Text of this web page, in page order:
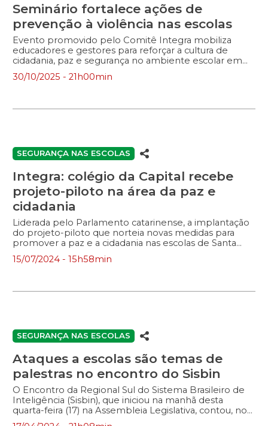
Seminário fortalece ações de
prevenção à violência nas escolas
Evento promovido pelo Comitê Integra mobiliza
educadores e gestores para reforçar a cultura de
cidadania, paz e segurança no ambiente escolar em
Santa Catarina.
30/10/2025 - 21h00min
SEGURANÇA NAS ESCOLAS
Integra: colégio da Capital recebe
projeto-piloto na área da paz e
cidadania
Liderada pelo Parlamento catarinense, a implantação
do projeto-piloto que norteia novas medidas para
promover a paz e a cidadania nas escolas de Santa
Catarina começou a ganhar visibilidade na manhã
desta segunda-feira (15). Com cerca de 960
Capital, foi a escolhida para dar os primeiros passos do
reuniu os membros do Comitê Integrado para Paz e
Cidadania nas Escolas – Integra, […]
15/07/2024 - 15h58min
SEGURANÇA NAS ESCOLAS
Ataques a escolas são temas de
palestras no encontro do Sisbin
O Encontro da Regional Sul do Sistema Brasileiro de
Inteligência (Sisbin), que iniciou na manhã desta
quarta-feira (17) na Assembleia Legislativa, contou, no
período da tarde, com palestrantes que trataram o